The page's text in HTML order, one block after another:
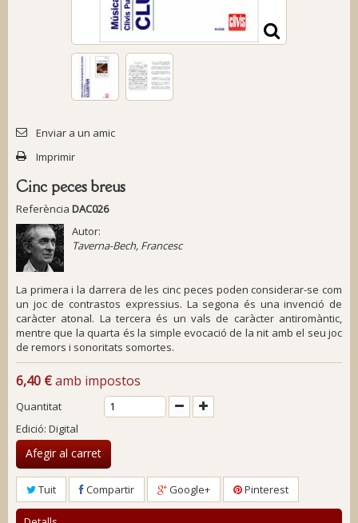
Enviar a un amic
Imprimir
Cinc peces breus
Referència DAC026
Autor:
Taverna-Bech, Francesc
La primera i la darrera de les cinc peces poden considerar-se com
un joc de contrastos expressius. La segona és una invenció de
caràcter atonal. La tercera és un vals de caràcter antiromàntic,
mentre que la quarta és la simple evocació de la nit amb el seu joc
de remors i sonoritats somortes.
6,40 €amb impostos
Quantitat
Edició: Digital
Afegir al carret
Tuit Compartir Google+ Pinterest